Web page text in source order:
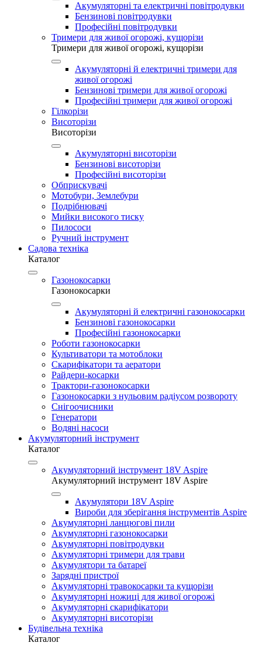
Акумуляторні та електричні повітродувки
Бензинові повітродувки
Професійні повітродувки
Тримери для живої огорожі, кущорізи
Тримери для живої огорожі, кущорізи
Акумуляторні й електричні тримери для
живої огорожі
Бензинові тримери для живої огорожі
Професійні тримери для живої огорожі
Гілкорізи
Висоторізи
Висоторізи
Акумуляторні висоторізи
Бензинові висоторізи
Професійні висоторізи
Обприскувачі
Мотобури, Землебури
Подрібнювачі
Мийки високого тиску
Пилососи
Ручний інструмент
Садова техніка
Каталог
Газонокосарки
Газонокосарки
Акумуляторні й електричні газонокосарки
Бензинові газонокосарки
Професійні газонокосарки
Роботи газонокосарки
Культиватори та мотоблоки
Скарифікатори та аератори
Райдери-косарки
Трактори-газонокосарки
Газонокосарки з нульовим радіусом розвороту
Снігоочисники
Генератори
Водяні насоси
Акумуляторний інструмент
Каталог
Акумуляторний інструмент 18V Aspire
Акумуляторний інструмент 18V Aspire
Акумулятори 18V Aspire
Вироби для зберігання інструментів Aspire
Акумуляторні ланцюгові пили
Акумуляторні газонокосарки
Акумуляторні повітродувки
Акумуляторні тримери для трави
Акумулятори та батареї
Зарядні пристрої
Акумуляторні травокосарки та кущорізи
Акумуляторні ножиці для живої огорожі
Акумуляторні скарифікатори
Акумуляторні висоторізи
Будівельна техніка
Каталог